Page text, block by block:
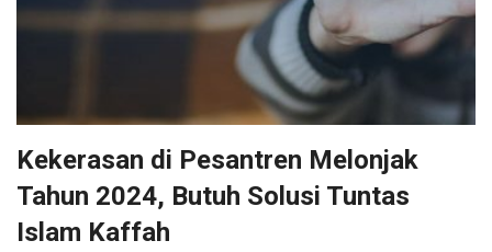
Kekerasan di Pesantren Melonjak
Tahun 2024, Butuh Solusi Tuntas
Islam Kaffah